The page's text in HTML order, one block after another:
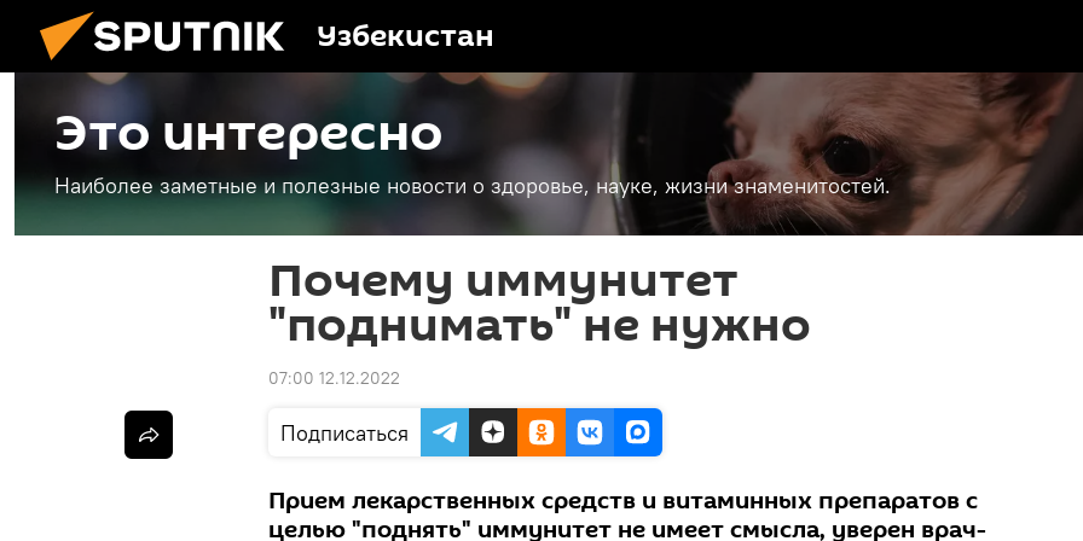
Узбекистан
Это интересно
Наиболее заметные и полезные новости о здоровье, науке, жизни знаменитостей.
Почему иммунитет
"поднимать" не нужно
07:00 12.12.2022
Подписаться
Прием лекарственных средств и витаминных препаратов с
целью "поднять" иммунитет не имеет смысла, уверен врач-